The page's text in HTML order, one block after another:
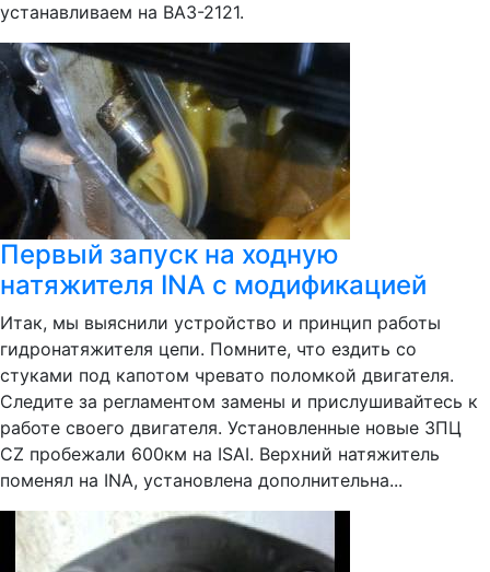
устанавливаем на ВАЗ-2121.
Первый запуск на ходную
натяжителя INA с модификацией
Итак, мы выяснили устройство и принцип работы
гидронатяжителя цепи. Помните, что ездить со
стуками под капотом чревато поломкой двигателя.
Следите за регламентом замены и прислушивайтесь к
работе своего двигателя. Установленные новые ЗПЦ
CZ пробежали 600км на ISAI. Верхний натяжитель
поменял на INA, установлена дополнительна...